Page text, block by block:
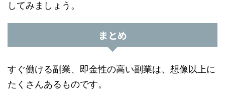
してみましょう。
まとめ
すぐ働ける副業、即金性の高い副業は、想像以上に
たくさんあるものです。